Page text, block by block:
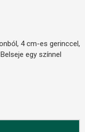
4 cm-es gerinccel,
egy színnel